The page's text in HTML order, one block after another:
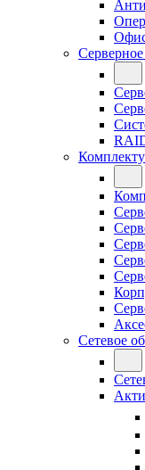
Сетевое